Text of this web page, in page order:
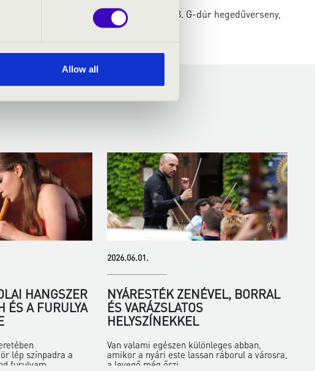
Allow all
Szergej Dogadin – hegedű. Mozart: 3. G-dúr hegedűverseny,
és Rondo Capriccioso
HANGSZER
ÉS A FURULYA
lép színpadra a
furulyam...
2026.06.01.
NYÁRESTÉK ZENÉVEL, BORRAL
ÉS VARÁZSLATOS
HELYSZÍNEKKEL
Van valami egészen különleges abban,
amikor a nyári este lassan ráborul a városra,
a levegő még őrzi...